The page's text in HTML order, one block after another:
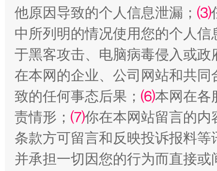
全民健身五年计划来了！等你上场
他原因导致的个人信息泄漏； ⑶
中所列明的情况使用您的个人
于黑客攻击、电脑病毒侵入或
在本网的企业、公司网站和共
致的任何事态后果； ⑹本网在各
责情形； ⑺你在本网站留言的内
条款方可留言和反映投诉报料
并承担一切因您的行为而直接